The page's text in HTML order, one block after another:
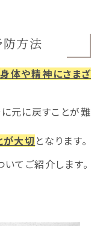
方法
身体や精神にさまざ
元に戻すことが難
が大切 となります。
てご紹介します。